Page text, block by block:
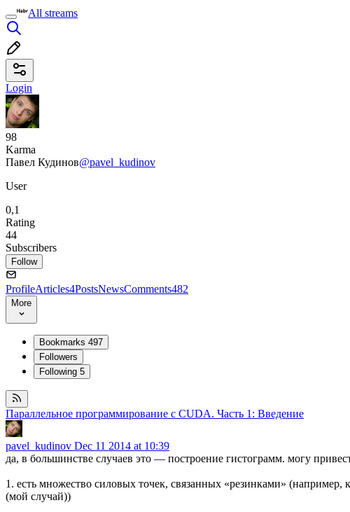
All streams
Login
98
Karma
Павел Кудинов@pavel_kudinov
User
0,1
Rating
44
Subscribers
Follow
ProfileArticles4PostsNewsComments482
More
Bookmarks 497
Followers
Following 5
Параллельное программирование с CUDA. Часть 1: Введение
pavel_kudinov Dec 11 2014 at 10:39
да, в большинстве случаев это — построение гистограмм. могу
1. есть множество силовых точек, связанных «резинками» (например,
(мой случай))